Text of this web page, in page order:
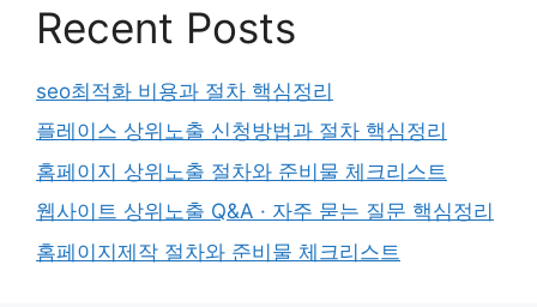
Recent Posts
seo최적화 비용과 절차 핵심정리
플레이스 상위노출 신청방법과 절차 핵심정리
홈페이지 상위노출 절차와 준비물 체크리스트
웹사이트 상위노출 Q&A · 자주 묻는 질문 핵심정리
홈페이지제작 절차와 준비물 체크리스트